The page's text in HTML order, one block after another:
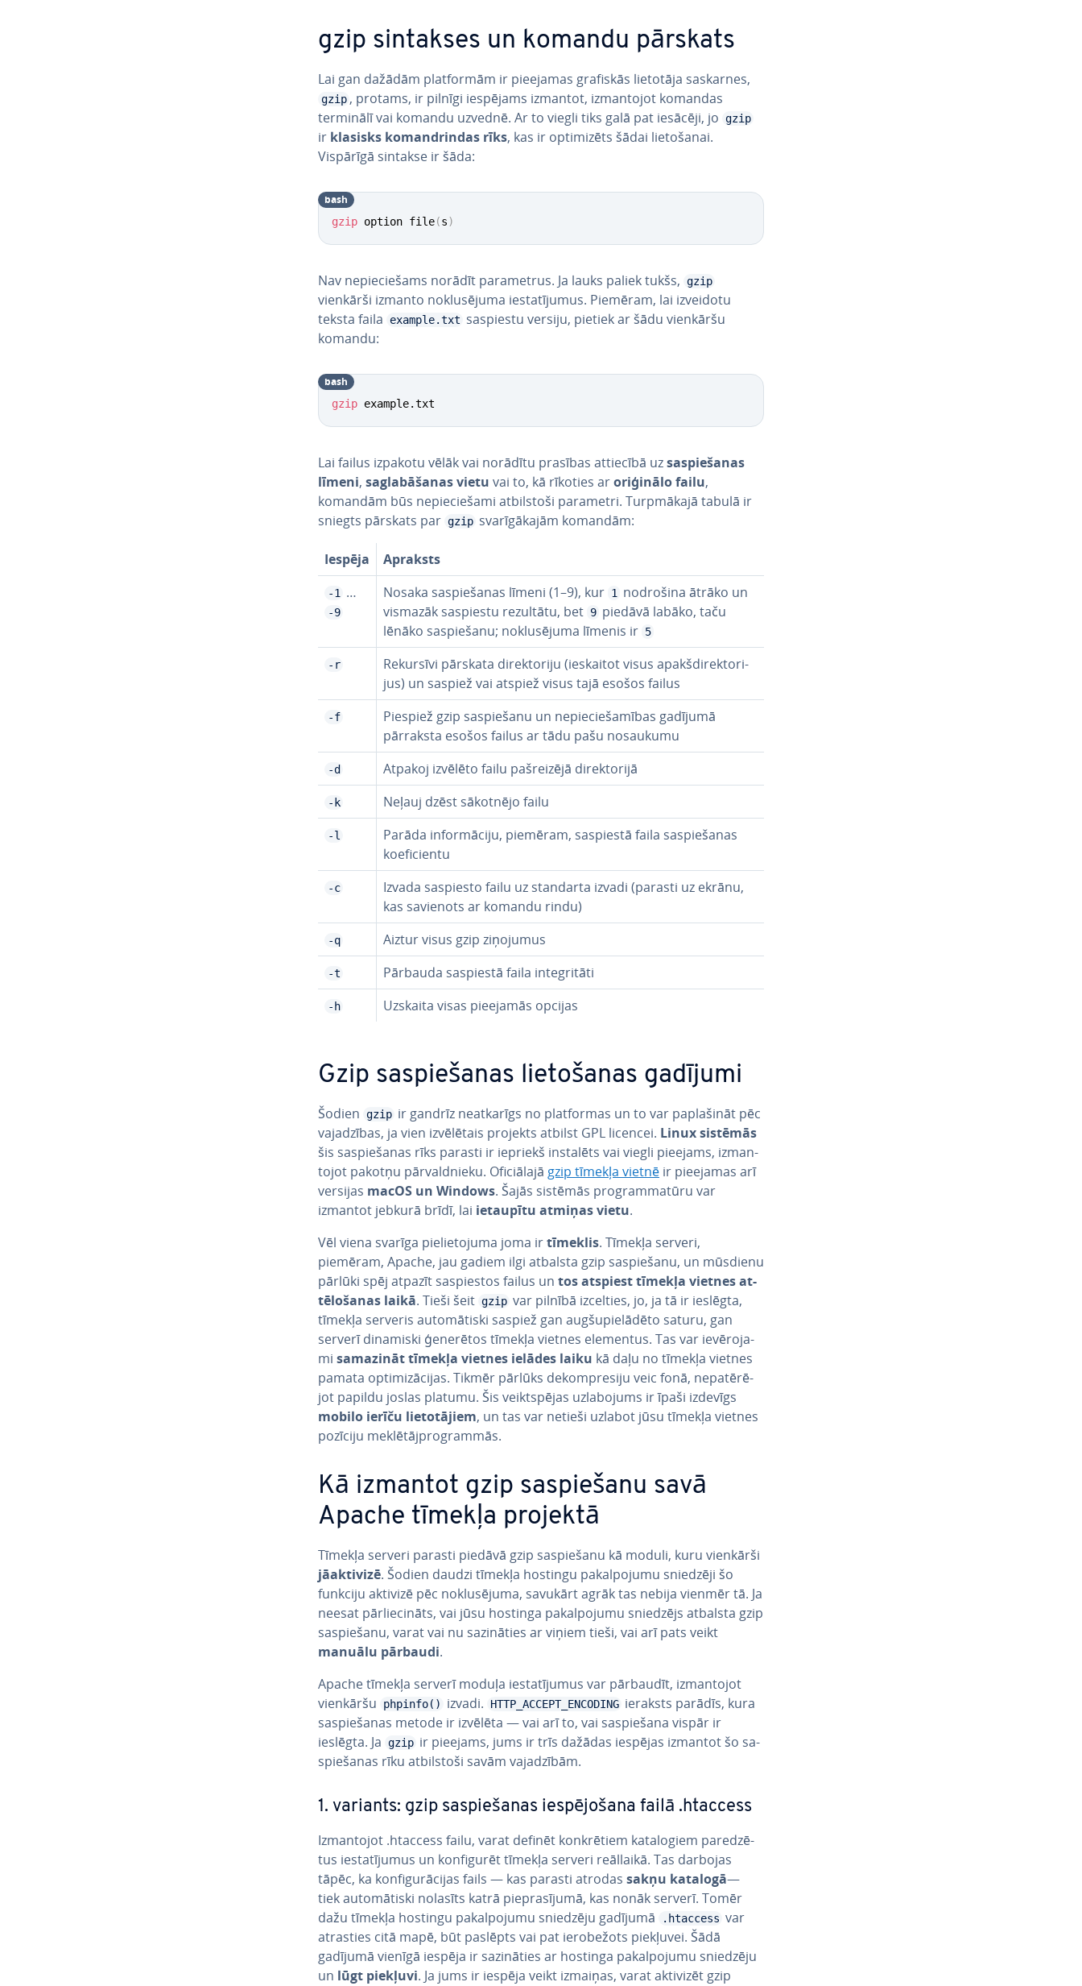
gzip sintakses un komandu pārskats
Lai gan dažādām plat­for­mām ir pieejamas grafiskās lietotāja saskarnes,
gzip , protams, ir pilnīgi iespējams izmantot, iz­man­to­jot komandas
terminālī vai komandu uzvednē. Ar to viegli tiks galā pat iesācēji, jo gzip
ir klasisks ko­man­drin­das rīks, kas ir op­ti­mi­zēts šādai lie­to­ša­nai.
Vispārīgā sintakse ir šāda:
gzip option file(s)
bash
Nav ne­pie­cie­šams norādīt pa­ra­met­rus. Ja lauks paliek tukšs, gzip
vienkārši izmanto no­klu­sē­ju­ma ie­sta­tī­ju­mus. Piemēram, lai izveidotu
teksta faila
example.txt saspiestu versiju, pietiek ar šādu vienkāršu
komandu:
gzip example.txt
bash
Lai failus izpakotu vēlāk vai norādītu prasības attiecībā uzsa­spie­ša­nas
līmeni, sa­gla­bā­ša­nas vietu vai to, kā rīkoties aroriģinālo failu,
komandām būs ne­pie­cie­ša­mi at­bil­sto­ši parametri. Turp­mā­ka­jā tabulā ir
sniegts pārskats par gzip sva­rī­gā­ka­jām komandām:
Iespēja Apraksts
-1 …
-9
Nosaka sa­spie­ša­nas līmeni (1–9), kur 1
nodrošina ātrāko un
vismazāk saspiestu rezultātu, bet 9 piedāvā labāko, taču
lēnāko sa­spie­ša­nu; no­klu­sē­ju­ma līmenis ir 5
-r
Rekursīvi pārskata di­rek­to­ri­ju (ieskaitot visus ap­akš­di­rek­to­ri­
jus) un saspiež vai atspiež visus tajā esošos failus
-f
Piespiež gzip sa­spie­ša­nu un ne­pie­cie­ša­mī­bas gadījumā
pārraksta esošos failus ar tādu pašu nosaukumu
-d Atpakoj izvēlēto failu pa­šrei­zē­jā di­rek­to­ri­jā
-k Neļauj dzēst sākotnējo failu
-l
Parāda in­for­mā­ci­ju, piemēram, saspiestā faila sa­spie­ša­nas
koe­fi­cien­tu
-c
Izvada saspiesto failu uz standarta izvadi (parasti uz ekrānu,
kas savienots ar komandu rindu)
-q Aiztur visus gzip ziņojumus
-t Pārbauda saspiestā faila in­teg­ri­tā­ti
-h Uzskaita visas pieejamās opcijas
Gzip sa­spie­ša­nas lie­to­ša­nas gadījumi
Šodien gzip ir gandrīz ne­at­ka­rīgs no plat­for­mas un to var pa­pla­ši­nāt pēc
va­ja­dzī­bas, ja vien iz­vē­lē­tais projekts atbilst GPL licencei. Linux sistēmās
šis sa­spie­ša­nas rīks parasti ir iepriekš instalēts vai viegli pieejams, iz­man­
to­jot pakotņu pār­val­dnie­ku. Ofi­ciā­la­jā gzip tīmekļa vietnē ir pieejamas arī
versijas macOS un Windows. Šajās sistēmās prog­ram­ma­tū­ru var
izmantot jebkurā brīdī, lai ietaupītu atmiņas vietu.
Vēl viena svarīga pie­lie­to­ju­ma joma irtīmeklis. Tīmekļa serveri,
piemēram, Apache, jau gadiem ilgi atbalsta gzip sa­spie­ša­nu, un mūsdienu
pārlūki spēj atpazīt sa­spies­tos failus un tos atspiest tīmekļa vietnes at­
tē­lo­ša­nas laikā. Tieši šeit gzip var pilnībā izcelties, jo, ja tā ir ieslēgta,
tīmekļa serveris au­to­mā­tis­ki saspiež gan aug­šu­pie­lā­dē­to saturu, gan
serverī dinamiski ģenerētos tīmekļa vietnes elementus. Tas var ie­vē­ro­ja­
mi samazināt tīmekļa vietnes ielādes laiku kā daļu no tīmekļa vietnes
pamata op­ti­mi­zā­ci­jas. Tikmēr pārlūks de­kom­pre­si­ju veic fonā, ne­pa­tē­rē­
jot papildu joslas platumu. Šis veikt­spē­jas uz­la­bo­jums ir īpaši izdevīgs
mobilo ierīču lie­to­tā­jiem, un tas var netieši uzlabot jūsu tīmekļa vietnes
pozīciju mek­lē­tājprog­ram­mās.
Kā izmantot gzip sa­spie­ša­nu savā
Apache tīmekļa projektā
Tīmekļa serveri parasti piedāvā gzip sa­spie­ša­nu kā moduli, kuru vienkārši
jā­ak­ti­vi­zē. Šodien daudzi tīmekļa hostingu pa­kal­po­ju­mu sniedzēji šo
funkciju aktivizē pēc no­klu­sē­ju­ma, savukārt agrāk tas nebija vienmēr tā. Ja
neesat pār­lie­ci­nāts, vai jūsu hostinga pa­kal­po­ju­mu sniedzējs atbalsta gzip
sa­spie­ša­nu, varat vai nu sa­zi­nā­ties ar viņiem tieši, vai arī pats veikt
manuālu pārbaudi.
Apache tīmekļa serverī moduļa ie­sta­tī­ju­mus var pārbaudīt, iz­man­to­jot
vienkāršu
phpinfo() izvadi. HTTP_ACCEPT_ENCODING ieraksts parādīs, kura
sa­spie­ša­nas metode ir izvēlēta — vai arī to, vai sa­spie­ša­na vispār ir
ieslēgta. Ja gzip ir pieejams, jums ir trīs dažādas iespējas izmantot šo sa­
spie­ša­nas rīku at­bil­sto­ši savām va­ja­dzī­bām.
1. variants: gzip sa­spie­ša­nas ie­spē­jo­ša­na failā .htaccess
Iz­man­to­jot .htaccess failu, varat definēt kon­krē­tiem ka­ta­lo­giem pa­re­dzē­
tus ie­sta­tī­ju­mus un kon­fi­gu­rēt tīmekļa serveri reāllaikā. Tas darbojas
tāpēc, ka kon­fi­gu­rā­ci­jas fails — kas parasti atrodas sakņu katalogā—
tiek au­to­mā­tis­ki nolasīts katrā pie­pra­sī­ju­mā, kas nonāk serverī. Tomēr
dažu tīmekļa hostingu pa­kal­po­ju­mu sniedzēju gadījumā
.htaccess var
atrasties citā mapē, būt paslēpts vai pat ie­ro­be­žots piekļuvei. Šādā
gadījumā vienīgā iespēja ir sa­zi­nā­ties ar hostinga pa­kal­po­ju­mu sniedzēju
un lūgt piekļuvi. Ja jums ir iespēja veikt izmaiņas, varat aktivizēt gzip